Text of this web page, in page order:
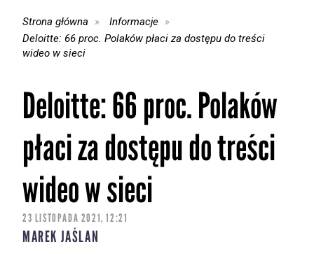
Strona główna
Informacje
Deloitte: 66 proc. Polaków płaci za dostępu do treści
wideo w sieci
Deloitte: 66 proc. Polaków
płaci za dostępu do treści
wideo w sieci
23 LISTOPADA 2021, 12:21
MAREK JAŚLAN